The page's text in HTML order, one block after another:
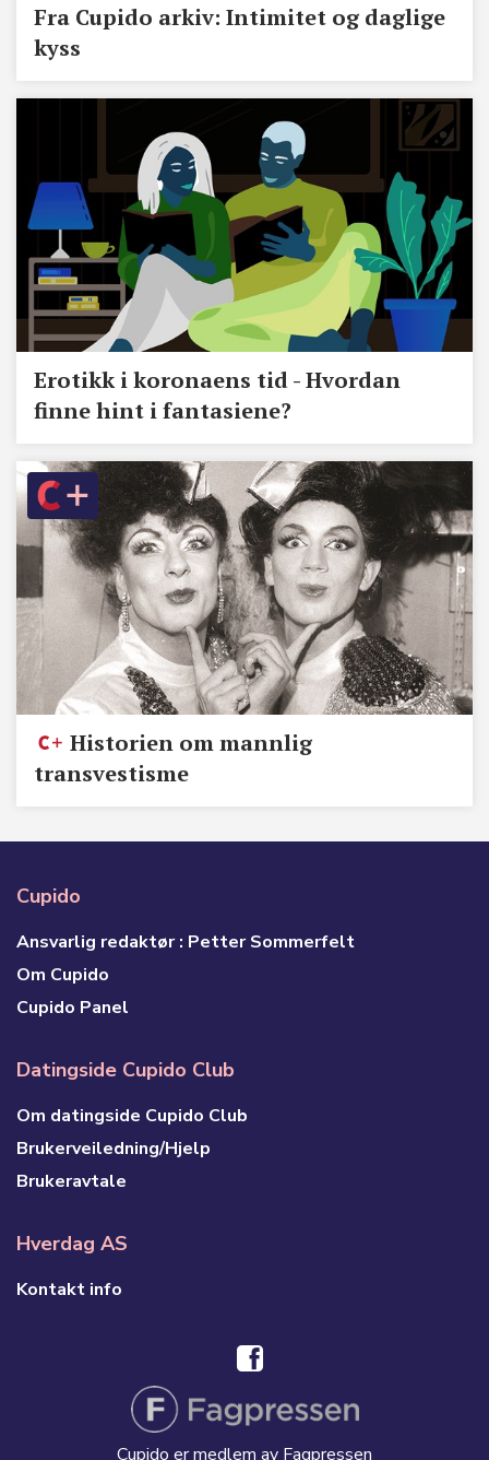
Fra Cupido arkiv: Intimitet og daglige
kyss
Erotikk i koronaens tid - Hvordan
finne hint i fantasiene?
Historien om mannlig
transvestisme
Cupido
Ansvarlig redaktør : Petter Sommerfelt
Om Cupido
Cupido Panel
Datingside Cupido Club
Om datingside Cupido Club
Brukerveiledning/Hjelp
Brukeravtale
Hverdag AS
Kontakt info
Cupido er medlem av Fagpressen